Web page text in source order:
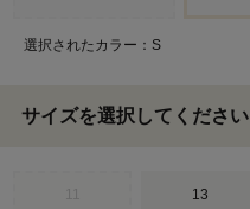
選択されたカラー：S
サイズを選択してください
13